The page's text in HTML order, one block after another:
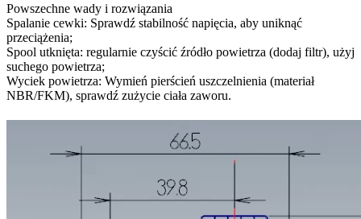
Powszechne wady i rozwiązania
Spalanie cewki: Sprawdź stabilność napięcia, aby uniknąć
przeciążenia;
Spool utknięta: regularnie czyścić źródło powietrza (dodaj filtr), użyj
suchego powietrza;
Wyciek powietrza: Wymień pierścień uszczelnienia (materiał
NBR/FKM), sprawdź zużycie ciała zaworu.